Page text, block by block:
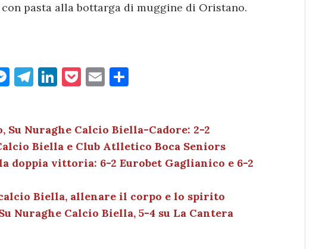
pasta alla bottarga di muggine di Oristano.
M
n
g
er
T
gr
a
m
Li
e
dI
n
P
k
et
E
l di
vi
di
Su Nuraghe Calcio Biella-Cadore: 2-2
Biella e Club Atlletico Boca Seniors
doppia vittoria: 6-2 Eurobet Gaglianico e 6-2
Biella, allenare il corpo e lo spirito
Nuraghe Calcio Biella, 5-4 su La Cantera